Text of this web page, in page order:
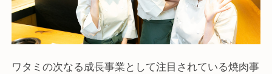
ワタミの次なる成長事業として注目されている焼肉事